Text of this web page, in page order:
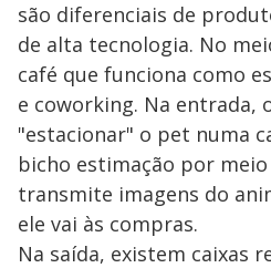
são diferenciais de
de alta tecnologia. No
café que funciona como
e coworking. Na entrada,
"estacionar" o pet numa
bicho estimação por
transmite imagens do
ele vai às compras.
Na saída, existem caixas